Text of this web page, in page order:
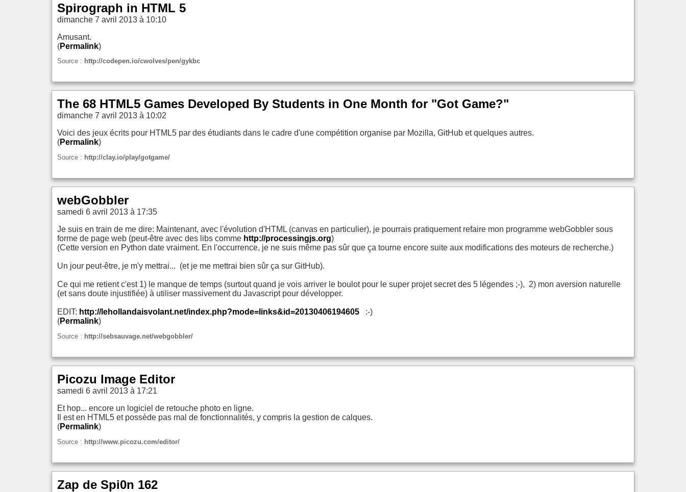
Spirograph in HTML 5
dimanche 7 avril 2013 à 10:10
Amusant.
(Permalink)
Source : http://codepen.io/cwolves/pen/gykbc
The 68 HTML5 Games Developed By Students in One Month for "Got Game?"
dimanche 7 avril 2013 à 10:02
Voici des jeux écrits pour HTML5 par des étudiants dans le cadre d'une compétition organise par Mozilla, GitHub et quelques autres.
(Permalink)
Source : http://clay.io/play/gotgame/
webGobbler
samedi 6 avril 2013 à 17:35
Je suis en train de me dire: Maintenant, avec l'évolution d'HTML (canvas en particulier), je pourrais pratiquement refaire mon programme webGobbler sous
forme de page web (peut-être avec des libs comme http://processingjs.org)
(Cette version en Python date vraiment. En l'occurrence, je ne suis même pas sûr que ça tourne encore suite aux modifications des moteurs de recherche.)
Un jour peut-être, je m'y mettrai... (et je me mettrai bien sûr ça sur GitHub).
Ce qui me retient c'est 1) le manque de temps (surtout quand je vois arriver le boulot pour le super projet secret des 5 légendes ;-), 2) mon aversion naturelle
(et sans doute injustifiée) à utiliser massivement du Javascript pour développer.
EDIT: http://lehollandaisvolant.net/index.php?mode=links&id=20130406194605 :-)
(Permalink)
Source : http://sebsauvage.net/webgobbler/
Picozu Image Editor
samedi 6 avril 2013 à 17:21
Et hop... encore un logiciel de retouche photo en ligne.
Il est en HTML5 et possède pas mal de fonctionnalités, y compris la gestion de calques.
(Permalink)
Source : http://www.picozu.com/editor/
Zap de Spi0n 162